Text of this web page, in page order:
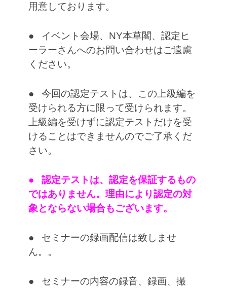
用意しております。
● イベント会場、NY本草閣、認定ヒ
ーラーさんへのお問い合わせはご遠慮
ください。
● 今回の認定テストは、この上級編を
受けられる方に限って受けられます。
上級編を受けずに認定テストだけを受
けることはできませんのでご了承くだ
さい。
● 認定テストは、認定を保証するもの
ではありません。理由により認定の対
象とならない場合もございます。
● セミナーの録画配信は致しませ
ん。。
● セミナーの内容の録音、録画、撮